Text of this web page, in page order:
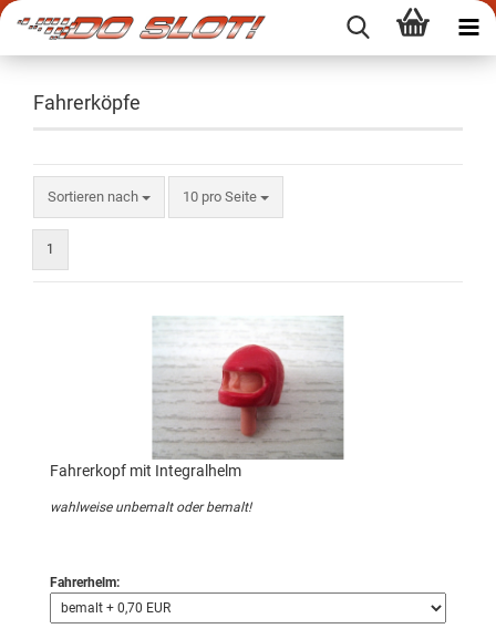
Fahrerköpfe
Sortieren nach 10 pro Seite
1
Fahrerkopf mit Integralhelm
wahlweise unbemalt oder bemalt!
Fahrerhelm: